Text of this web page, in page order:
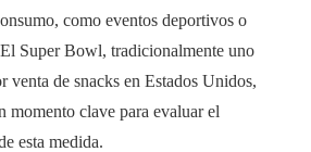
como eventos deportivos o
Super Bowl, tradicionalmente uno
venta de snacks en Estados Unidos,
momento clave para evaluar el
esta medida.